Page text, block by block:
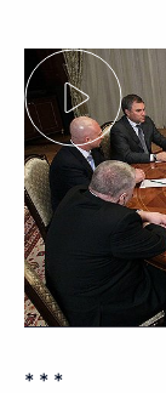
* * *